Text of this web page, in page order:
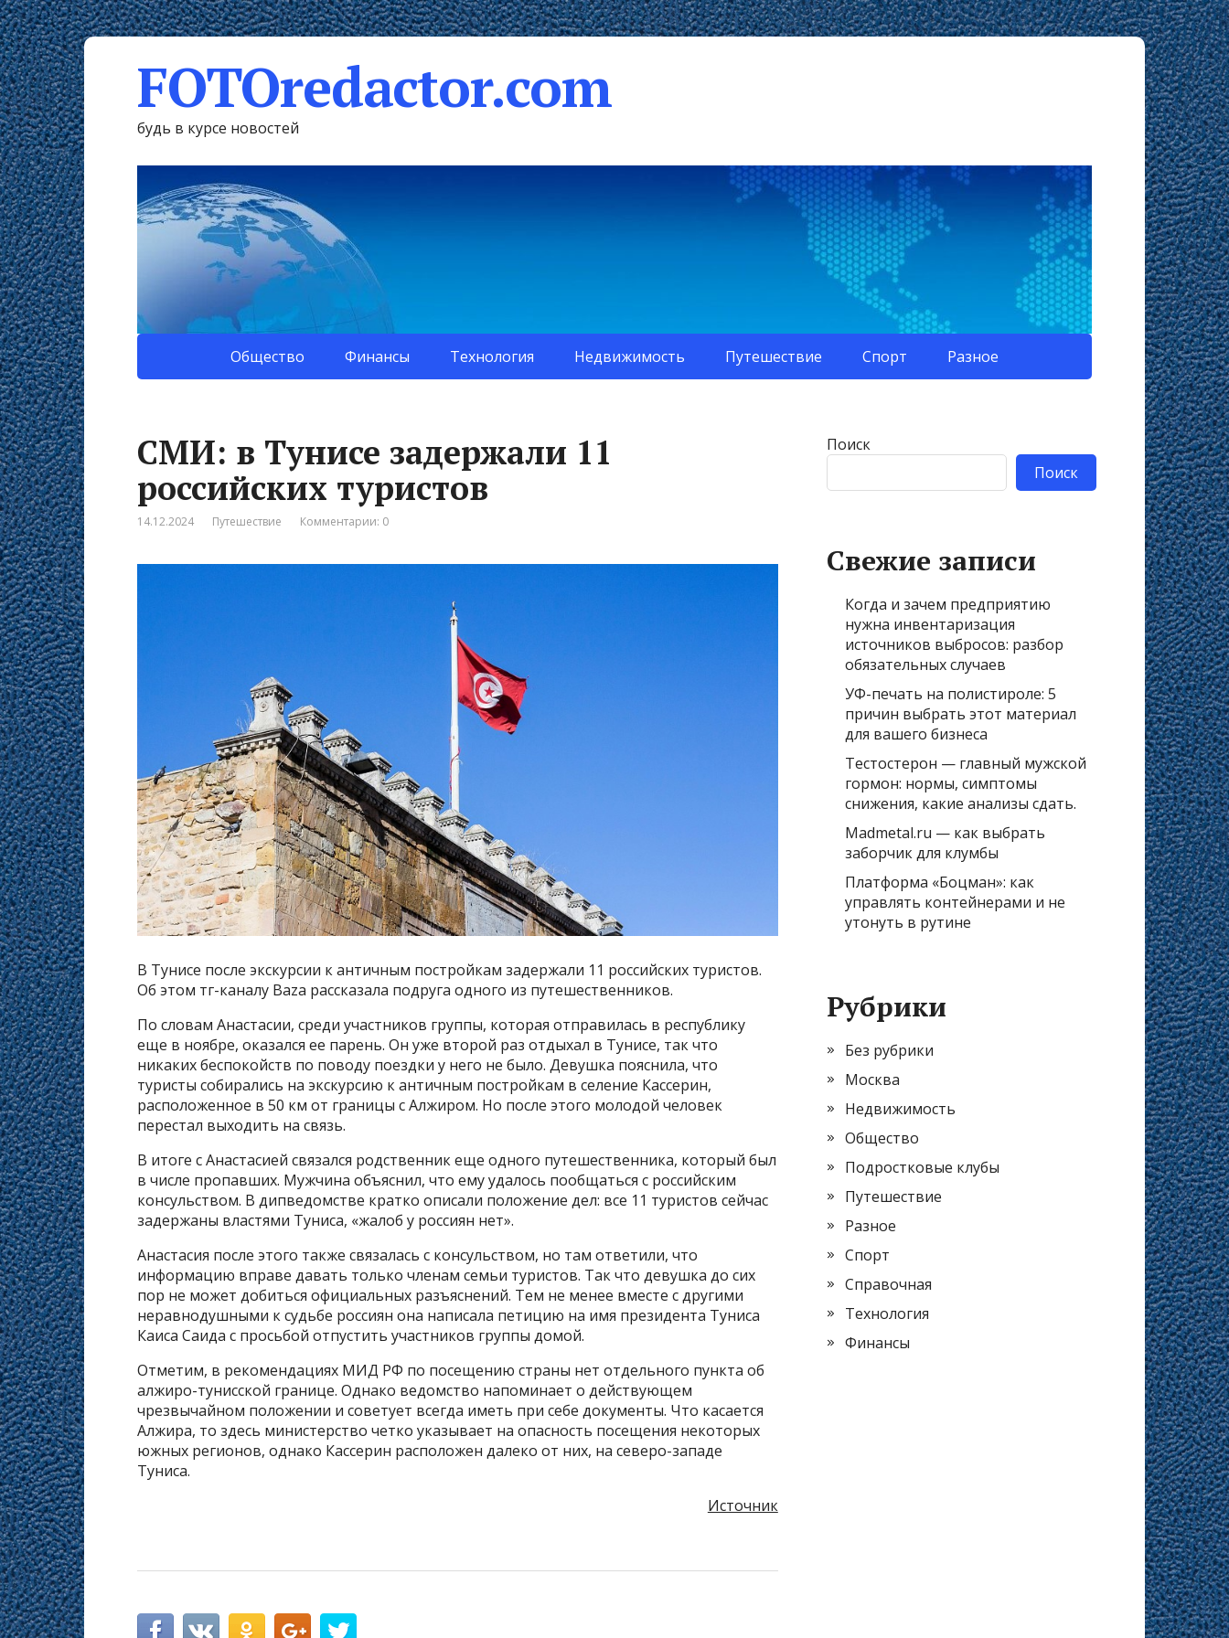
FOTOredactor.com
будь в курсе новостей
Общество Финансы Технология Недвижимость Путешествие Спорт Разное
СМИ: в Тунисе задержали 11
российских туристов
14.12.2024 Путешествие Комментарии: 0
В Тунисе после экскурсии к античным постройкам задержали 11 российских туристов.
Об этом тг-каналу Baza рассказала подруга одного из путешественников.
По словам Анастасии, среди участников группы, которая отправилась в республику
еще в ноябре, оказался ее парень. Он уже второй раз отдыхал в Тунисе, так что
никаких беспокойств по поводу поездки у него не было. Девушка пояснила, что
туристы собирались на экскурсию к античным постройкам в селение Кассерин,
расположенное в 50 км от границы с Алжиром. Но после этого молодой человек
перестал выходить на связь.
В итоге с Анастасией связался родственник еще одного путешественника, который был
в числе пропавших. Мужчина объяснил, что ему удалось пообщаться с российским
консульством. В дипведомстве кратко описали положение дел: все 11 туристов сейчас
задержаны властями Туниса, «жалоб у россиян нет».
Анастасия после этого также связалась с консульством, но там ответили, что
информацию вправе давать только членам семьи туристов. Так что девушка до сих
пор не может добиться официальных разъяснений. Тем не менее вместе с другими
неравнодушными к судьбе россиян она написала петицию на имя президента Туниса
Каиса Саида с просьбой отпустить участников группы домой.
Отметим, в рекомендациях МИД РФ по посещению страны нет отдельного пункта об
алжиро-тунисской границе. Однако ведомство напоминает о действующем
чрезвычайном положении и советует всегда иметь при себе документы. Что касается
Алжира, то здесь министерство четко указывает на опасность посещения некоторых
южных регионов, однако Кассерин расположен далеко от них, на северо-западе
Туниса.
Источник
Поиск
Поиск
Свежие записи
Когда и зачем предприятию
нужна инвентаризация
источников выбросов: разбор
обязательных случаев
УФ-печать на полистироле: 5
причин выбрать этот материал
для вашего бизнеса
Тестостерон — главный мужской
гормон: нормы, симптомы
снижения, какие анализы сдать.
Madmetal.ru — как выбрать
заборчик для клумбы
Платформа «Боцман»: как
управлять контейнерами и не
утонуть в рутине
Рубрики
Без рубрики
Москва
Недвижимость
Общество
Подростковые клубы
Путешествие
Разное
Спорт
Справочная
Технология
Финансы